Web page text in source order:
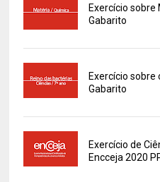
Exercício
Gabarito
Exercício sobre
Gabarito
Exercício de
Encceja 2020